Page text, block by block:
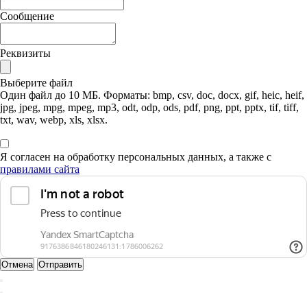
Сообщение
Реквизиты
Выберите файл
Один файл до 10 МБ. Форматы: bmp, csv, doc, docx, gif, heic, heif,
jpg, jpeg, mpg, mpeg, mp3, odt, odp, ods, pdf, png, ppt, pptx, tif, tiff,
txt, wav, webp, xls, xlsx.
Я согласен на обработку персональных данных, а также с
правилами сайта
Отмена Отправить